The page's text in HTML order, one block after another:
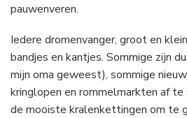
pauwenveren.
Iedere dromenvanger, groot en
bandjes en kantjes. Sommige zijn
mijn oma geweest), sommige
kringlopen en rommelmarkten af te
de mooiste kralenkettingen om te